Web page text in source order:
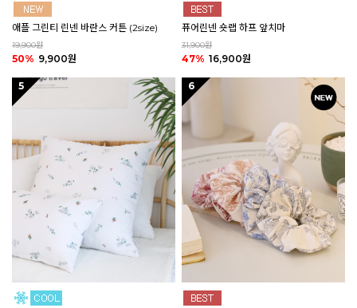
애플 그린티 린넨 바란스 커튼 (2size)
19,900원
50% 9,900원
퓨어린넨 숏랩 하프 앞치마
31,900원
47% 16,900원
5 6